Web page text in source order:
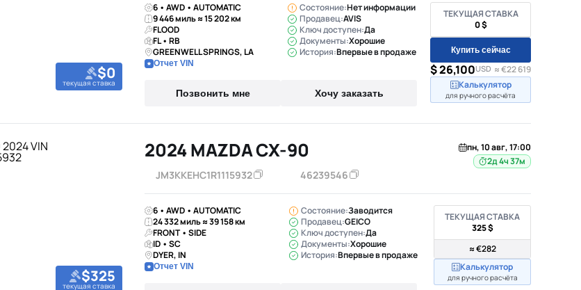
$0
текущая ставка
6 • AWD • AUTOMATIC
9 446 миль ≈ 15 202 км
FLOOD
FL • RB
GREENWELL SPRINGS, LA
Отчет VIN
Состояние:Нет информации
Продавец:AVIS
Ключ доступен:Да
Документы:Хорошие
История:Впервые в продаже
Позвонить мне Хочу заказать
ТЕКУЩАЯ СТАВКА
0 $
Купить сейчас
$ 26,100USD ≈ €22 619
Калькулятор
для ручного расчёта
$325
текущая ставка
2024 MAZDA CX-90
JM3KKEHC1R1115932 46239546
пн, 10 авг, 17:00
2д 4ч 37м
6 • AWD • AUTOMATIC
24 332 миль ≈ 39 158 км
FRONT • SIDE
ID • SC
DYER, IN
Отчет VIN
Состояние:Заводится
Продавец:GEICO
Ключ доступен:Да
Документы:Хорошие
История:Впервые в продаже
ТЕКУЩАЯ СТАВКА
325 $
≈ €282
Калькулятор
для ручного расчёта